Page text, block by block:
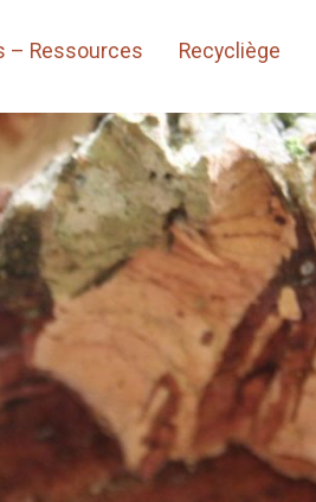
– Ressources Recycliège